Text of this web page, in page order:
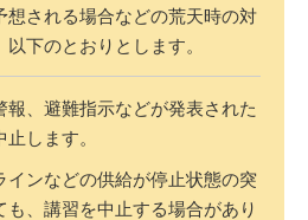
想される場合などの荒天時の対
下のとおりとします。
報、避難指示などが発表された
します。
インなどの供給が停止状態の突
も、講習を中止する場合があり